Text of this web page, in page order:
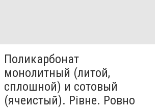
Поликарбонат
монолитный (литой,
сплошной) и сотовый
(ячеистый). Рівне. Ровно